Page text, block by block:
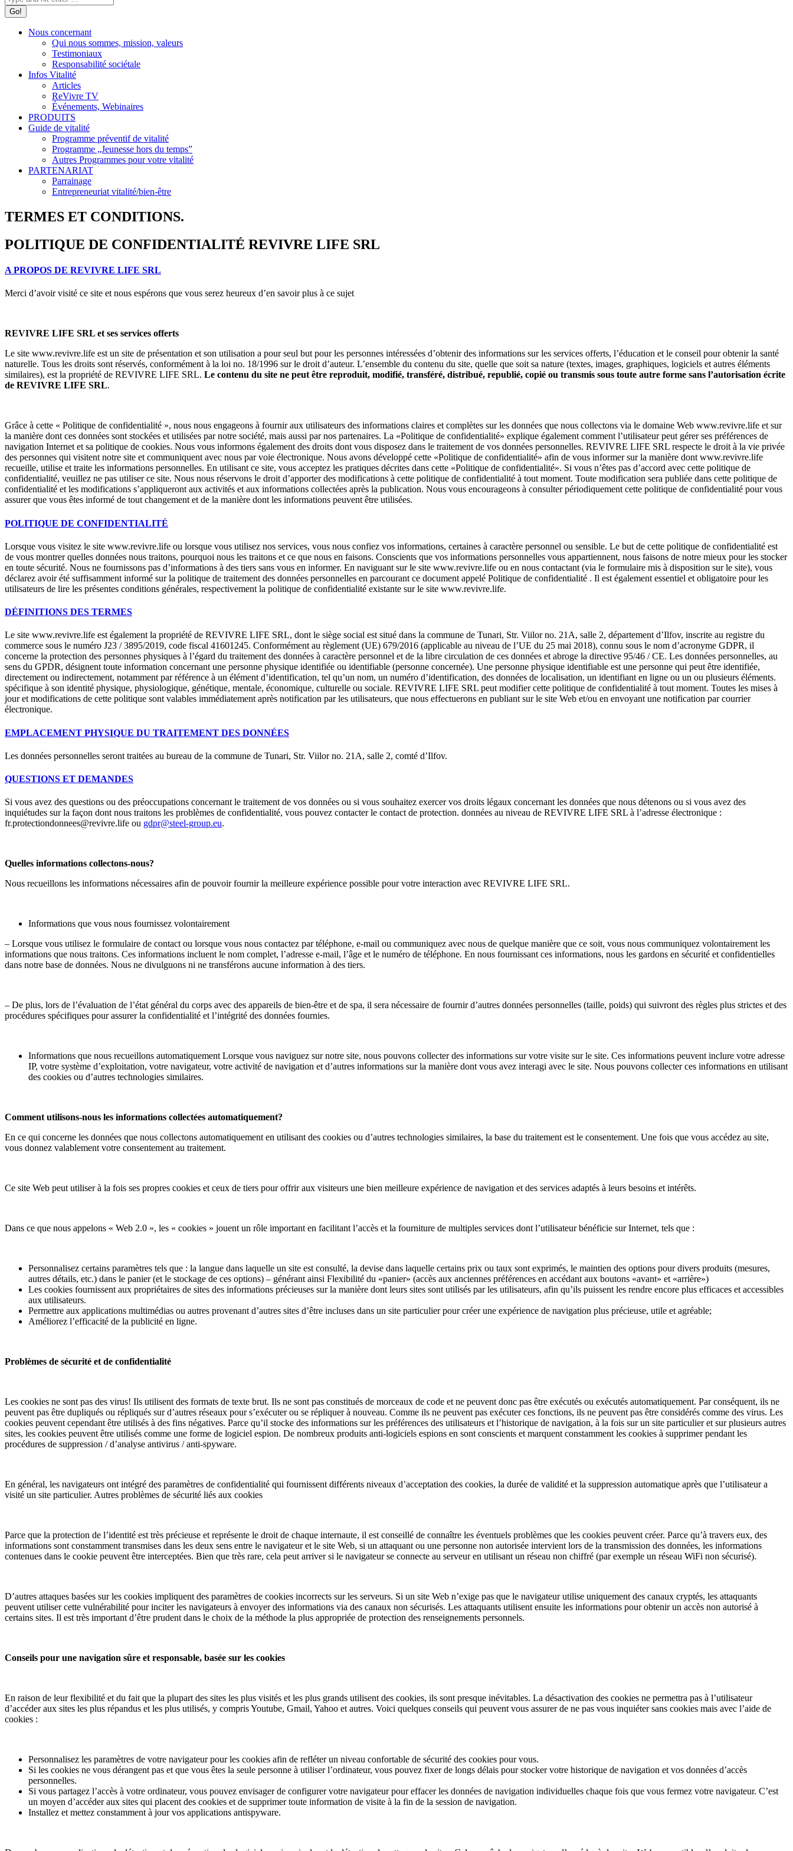
Nous concernant
Qui nous sommes, mission, valeurs
Testimoniaux
Responsabilité sociétale
Infos Vitalité
Articles
ReVivre TV
Événements, Webinaires
PRODUITS
Guide de vitalité
Programme préventif de vitalité
Programme „Jeunesse hors du temps”
Autres Programmes pour votre vitalité
PARTENARIAT
Parrainage
Entrepreneuriat vitalité/bien-être
TERMES ET CONDITIONS.
POLITIQUE DE CONFIDENTIALITÉ REVIVRE LIFE SRL
A PROPOS DE REVIVRE LIFE SRL
Merci d’avoir visité ce site et nous espérons que vous serez heureux d’en savoir plus à ce sujet
REVIVRE LIFE SRL et ses services offerts
Le site www.revivre.life est un site de présentation et son utilisation a pour seul but pour les personnes intéressées d’obtenir des informations sur les services offerts, l’éducation et le conseil pour obtenir la santé
naturelle. Tous les droits sont réservés, conformément à la loi no. 18/1996 sur le droit d’auteur. L’ensemble du contenu du site, quelle que soit sa nature (textes, images, graphiques, logiciels et autres éléments
similaires), est la propriété de REVIVRE LIFE SRL. Le contenu du site ne peut être reproduit, modifié, transféré, distribué, republié, copié ou transmis sous toute autre forme sans l’autorisation écrite
de REVIVRE LIFE SRL.
Grâce à cette « Politique de confidentialité », nous nous engageons à fournir aux utilisateurs des informations claires et complètes sur les données que nous collectons via le domaine Web www.revivre.life et sur
la manière dont ces données sont stockées et utilisées par notre société, mais aussi par nos partenaires. La «Politique de confidentialité» explique également comment l’utilisateur peut gérer ses préférences de
navigation Internet et sa politique de cookies. Nous vous informons également des droits dont vous disposez dans le traitement de vos données personnelles. REVIVRE LIFE SRL respecte le droit à la vie privée
des personnes qui visitent notre site et communiquent avec nous par voie électronique. Nous avons développé cette «Politique de confidentialité» afin de vous informer sur la manière dont www.revivre.life
recueille, utilise et traite les informations personnelles. En utilisant ce site, vous acceptez les pratiques décrites dans cette «Politique de confidentialité». Si vous n’êtes pas d’accord avec cette politique de
confidentialité, veuillez ne pas utiliser ce site. Nous nous réservons le droit d’apporter des modifications à cette politique de confidentialité à tout moment. Toute modification sera publiée dans cette politique de
confidentialité et les modifications s’appliqueront aux activités et aux informations collectées après la publication. Nous vous encourageons à consulter périodiquement cette politique de confidentialité pour vous
assurer que vous êtes informé de tout changement et de la manière dont les informations peuvent être utilisées.
POLITIQUE DE CONFIDENTIALITÉ
Lorsque vous visitez le site www.revivre.life ou lorsque vous utilisez nos services, vous nous confiez vos informations, certaines à caractère personnel ou sensible. Le but de cette politique de confidentialité est
de vous montrer quelles données nous traitons, pourquoi nous les traitons et ce que nous en faisons. Conscients que vos informations personnelles vous appartiennent, nous faisons de notre mieux pour les stocker
en toute sécurité. Nous ne fournissons pas d’informations à des tiers sans vous en informer. En naviguant sur le site www.revivre.life ou en nous contactant (via le formulaire mis à disposition sur le site), vous
déclarez avoir été suffisamment informé sur la politique de traitement des données personnelles en parcourant ce document appelé Politique de confidentialité . Il est également essentiel et obligatoire pour les
utilisateurs de lire les présentes conditions générales, respectivement la politique de confidentialité existante sur le site www.revivre.life.
DÉFINITIONS DES TERMES
Le site www.revivre.life est également la propriété de REVIVRE LIFE SRL, dont le siège social est situé dans la commune de Tunari, Str. Viilor no. 21A, salle 2, département d’Ilfov, inscrite au registre du
commerce sous le numéro J23 / 3895/2019, code fiscal 41601245. Conformément au règlement (UE) 679/2016 (applicable au niveau de l’UE du 25 mai 2018), connu sous le nom d’acronyme GDPR, il
concerne la protection des personnes physiques à l’égard du traitement des données à caractère personnel et de la libre circulation de ces données et abroge la directive 95/46 / CE. Les données personnelles, au
sens du GPDR, désignent toute information concernant une personne physique identifiée ou identifiable (personne concernée). Une personne physique identifiable est une personne qui peut être identifiée,
directement ou indirectement, notamment par référence à un élément d’identification, tel qu’un nom, un numéro d’identification, des données de localisation, un identifiant en ligne ou un ou plusieurs éléments.
spécifique à son identité physique, physiologique, génétique, mentale, économique, culturelle ou sociale. REVIVRE LIFE SRL peut modifier cette politique de confidentialité à tout moment. Toutes les mises à
jour et modifications de cette politique sont valables immédiatement après notification par les utilisateurs, que nous effectuerons en publiant sur le site Web et/ou en envoyant une notification par courrier
électronique.
EMPLACEMENT PHYSIQUE DU TRAITEMENT DES DONNÉES
Les données personnelles seront traitées au bureau de la commune de Tunari, Str. Viilor no. 21A, salle 2, comté d’Ilfov.
QUESTIONS ET DEMANDES
Si vous avez des questions ou des préoccupations concernant le traitement de vos données ou si vous souhaitez exercer vos droits légaux concernant les données que nous détenons ou si vous avez des
inquiétudes sur la façon dont nous traitons les problèmes de confidentialité, vous pouvez contacter le contact de protection. données au niveau de REVIVRE LIFE SRL à l’adresse électronique :
fr.protectiondonnees@revivre.life ou gdpr@steel-group.eu.
Quelles informations collectons-nous?
Nous recueillons les informations nécessaires afin de pouvoir fournir la meilleure expérience possible pour votre interaction avec REVIVRE LIFE SRL.
Informations que vous nous fournissez volontairement
– Lorsque vous utilisez le formulaire de contact ou lorsque vous nous contactez par téléphone, e-mail ou communiquez avec nous de quelque manière que ce soit, vous nous communiquez volontairement les
informations que nous traitons. Ces informations incluent le nom complet, l’adresse e-mail, l’âge et le numéro de téléphone. En nous fournissant ces informations, nous les gardons en sécurité et confidentielles
dans notre base de données. Nous ne divulguons ni ne transférons aucune information à des tiers.
– De plus, lors de l’évaluation de l’état général du corps avec des appareils de bien-être et de spa, il sera nécessaire de fournir d’autres données personnelles (taille, poids) qui suivront des règles plus strictes et des
procédures spécifiques pour assurer la confidentialité et l’intégrité des données fournies.
Informations que nous recueillons automatiquement Lorsque vous naviguez sur notre site, nous pouvons collecter des informations sur votre visite sur le site. Ces informations peuvent inclure votre adresse
IP, votre système d’exploitation, votre navigateur, votre activité de navigation et d’autres informations sur la manière dont vous avez interagi avec le site. Nous pouvons collecter ces informations en utilisant
des cookies ou d’autres technologies similaires.
Comment utilisons-nous les informations collectées automatiquement?
En ce qui concerne les données que nous collectons automatiquement en utilisant des cookies ou d’autres technologies similaires, la base du traitement est le consentement. Une fois que vous accédez au site,
vous donnez valablement votre consentement au traitement.
Ce site Web peut utiliser à la fois ses propres cookies et ceux de tiers pour offrir aux visiteurs une bien meilleure expérience de navigation et des services adaptés à leurs besoins et intérêts.
Dans ce que nous appelons « Web 2.0 », les « cookies » jouent un rôle important en facilitant l’accès et la fourniture de multiples services dont l’utilisateur bénéficie sur Internet, tels que :
Personnalisez certains paramètres tels que : la langue dans laquelle un site est consulté, la devise dans laquelle certains prix ou taux sont exprimés, le maintien des options pour divers produits (mesures,
autres détails, etc.) dans le panier (et le stockage de ces options) – générant ainsi Flexibilité du «panier» (accès aux anciennes préférences en accédant aux boutons «avant» et «arrière»)
Les cookies fournissent aux propriétaires de sites des informations précieuses sur la manière dont leurs sites sont utilisés par les utilisateurs, afin qu’ils puissent les rendre encore plus efficaces et accessibles
aux utilisateurs.
Permettre aux applications multimédias ou autres provenant d’autres sites d’être incluses dans un site particulier pour créer une expérience de navigation plus précieuse, utile et agréable;
Améliorez l’efficacité de la publicité en ligne.
Problèmes de sécurité et de confidentialité
Les cookies ne sont pas des virus! Ils utilisent des formats de texte brut. Ils ne sont pas constitués de morceaux de code et ne peuvent donc pas être exécutés ou exécutés automatiquement. Par conséquent, ils ne
peuvent pas être dupliqués ou répliqués sur d’autres réseaux pour s’exécuter ou se répliquer à nouveau. Comme ils ne peuvent pas exécuter ces fonctions, ils ne peuvent pas être considérés comme des virus. Les
cookies peuvent cependant être utilisés à des fins négatives. Parce qu’il stocke des informations sur les préférences des utilisateurs et l’historique de navigation, à la fois sur un site particulier et sur plusieurs autres
sites, les cookies peuvent être utilisés comme une forme de logiciel espion. De nombreux produits anti-logiciels espions en sont conscients et marquent constamment les cookies à supprimer pendant les
procédures de suppression / d’analyse antivirus / anti-spyware.
En général, les navigateurs ont intégré des paramètres de confidentialité qui fournissent différents niveaux d’acceptation des cookies, la durée de validité et la suppression automatique après que l’utilisateur a
visité un site particulier. Autres problèmes de sécurité liés aux cookies
Parce que la protection de l’identité est très précieuse et représente le droit de chaque internaute, il est conseillé de connaître les éventuels problèmes que les cookies peuvent créer. Parce qu’à travers eux, des
informations sont constamment transmises dans les deux sens entre le navigateur et le site Web, si un attaquant ou une personne non autorisée intervient lors de la transmission des données, les informations
contenues dans le cookie peuvent être interceptées. Bien que très rare, cela peut arriver si le navigateur se connecte au serveur en utilisant un réseau non chiffré (par exemple un réseau WiFi non sécurisé).
D’autres attaques basées sur les cookies impliquent des paramètres de cookies incorrects sur les serveurs. Si un site Web n’exige pas que le navigateur utilise uniquement des canaux cryptés, les attaquants
peuvent utiliser cette vulnérabilité pour inciter les navigateurs à envoyer des informations via des canaux non sécurisés. Les attaquants utilisent ensuite les informations pour obtenir un accès non autorisé à
certains sites. Il est très important d’être prudent dans le choix de la méthode la plus appropriée de protection des renseignements personnels.
Conseils pour une navigation sûre et responsable, basée sur les cookies
En raison de leur flexibilité et du fait que la plupart des sites les plus visités et les plus grands utilisent des cookies, ils sont presque inévitables. La désactivation des cookies ne permettra pas à l’utilisateur
d’accéder aux sites les plus répandus et les plus utilisés, y compris Youtube, Gmail, Yahoo et autres. Voici quelques conseils qui peuvent vous assurer de ne pas vous inquiéter sans cookies mais avec l’aide de
cookies :
Personnalisez les paramètres de votre navigateur pour les cookies afin de refléter un niveau confortable de sécurité des cookies pour vous.
Si les cookies ne vous dérangent pas et que vous êtes la seule personne à utiliser l’ordinateur, vous pouvez fixer de longs délais pour stocker votre historique de navigation et vos données d’accès
personnelles.
Si vous partagez l’accès à votre ordinateur, vous pouvez envisager de configurer votre navigateur pour effacer les données de navigation individuelles chaque fois que vous fermez votre navigateur. C’est
un moyen d’accéder aux sites qui placent des cookies et de supprimer toute information de visite à la fin de la session de navigation.
Installez et mettez constamment à jour vos applications antispyware.